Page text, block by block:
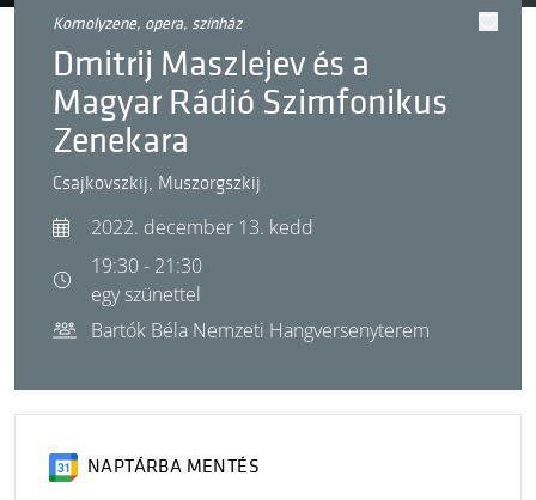
komolyzene, opera, színház
Dmitrij Maszlejev és a
Magyar Rádió Szimfonikus
Zenekara
Csajkovszkij, Muszorgszkij
2022. december 13. kedd
19:30 - 21:30
egy szünettel
Bartók Béla Nemzeti Hangversenyterem
NAPTÁRBA MENTÉS